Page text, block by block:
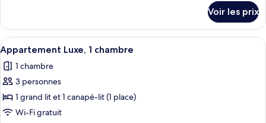
Appartement
Luxe,
1
chambre
le
type
de
chambre
Appartement
Luxe,
chambre
Voir les prix
Afficher
toutes
les
photos
pour
ce
Un salon moderne avec un canapé
1
Appartement Luxe, 1 chambre
1 chambre
3 personnes
1 grand lit et 1 canapé-lit (1 place)
Wi-Fi gratuit